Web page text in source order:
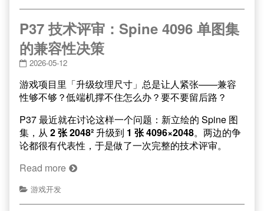
P37 技术评审：Spine 4096 单图集
的兼容性决策
2026-05-12
游戏项目里「升级纹理尺寸」总是让人紧张——兼容
性够不够？低端机撑不住怎么办？要不要留后路？
P37 最近就在讨论这样一个问题：新立绘的 Spine 图
集，从 2 张 2048² 升级到 1 张 4096×2048。两边的争
论都很有代表性，于是做了一次完整的技术评审。
Read more
游戏开发